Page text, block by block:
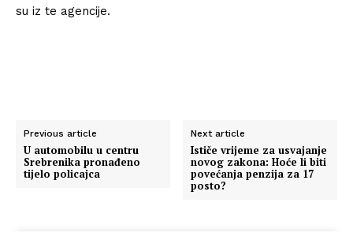
su iz te agencije.
Previous article
U automobilu u centru
Srebrenika pronađeno
tijelo policajca
Next article
Ističe vrijeme za usvajanje
novog zakona: Hoće li biti
povećanja penzija za 17
posto?